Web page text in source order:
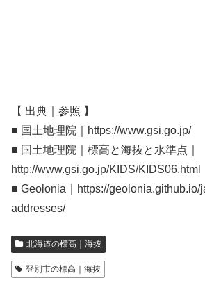
【 出典｜参照 】
■ 国土地理院｜https://www.gsi.go.jp/
■ 国土地理院｜標高と海抜と水準点｜
http://www.gsi.go.jp/KIDS/KIDS06.html
■ Geolonia｜https://geolonia.github.io/
addresses/
北海道の標高｜海抜
登別市の標高｜海抜